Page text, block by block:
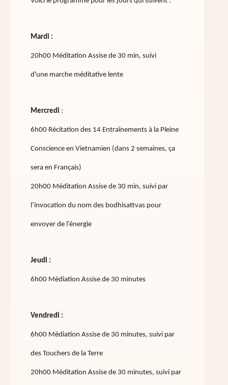
Mardi :
20h00 Méditation Assise de 30 min, suivi
d'une marche méditative lente
Mercredi :
6h00 Récitation des 14 Entraînements à la Pleine
Conscience en Vietnamien (dans 2 semaines, ça
sera en Français)
20h00 Méditation Assise de 30 min, suivi par
l’invocation du nom des bodhisattvas pour
envoyer de l’énergie
Jeudi :
6h00 Médiation Assise de 30 minutes
Vendredi :
6h00 Médiation Assise de 30 minutes, suivi par
des Touchers de la Terre
20h00 Méditation Assise de 30 minutes, suivi par